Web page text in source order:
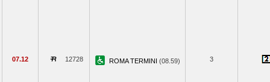
07.12 12728 ROMA TERMINI (08.59) 3